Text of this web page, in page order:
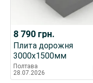
8 790 грн.
Плита дорожня
3000х1500мм
Полтава
28.07.2026